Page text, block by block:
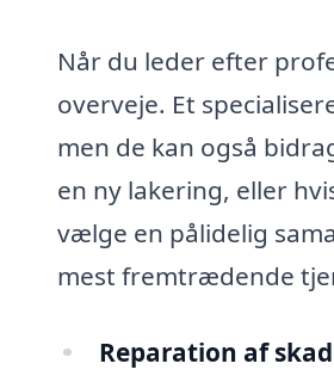
Når du leder efter
overveje. Et
men de kan også
en ny lakering, eller
vælge en pålidelig
mest fremtrædende
Reparation af